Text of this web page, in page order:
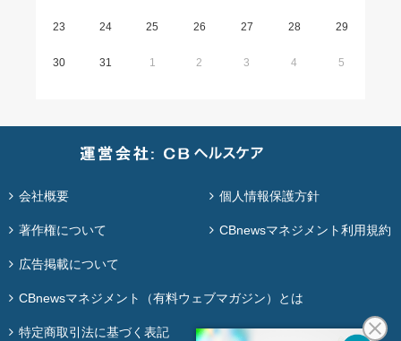
23 24 25 26 27 28 29
30 31 1 2 3 4 5
会社概要 個人情報保護方針
著作権について CBnewsマネジメント利用規約
広告掲載について
CBnewsマネジメント（有料ウェブマガジン）とは
特定商取引法に基づく表記